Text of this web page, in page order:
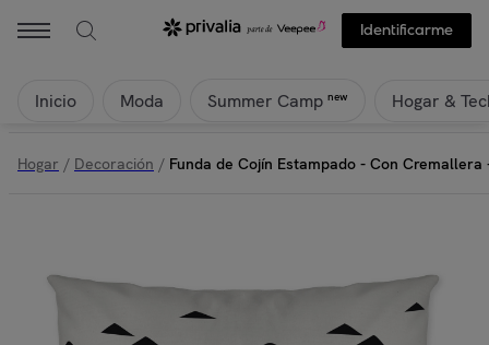
Identificarme
Inicio Moda Summer Camp new Hogar &
Hogar / Decoración / Funda de Cojín Estampado - Con